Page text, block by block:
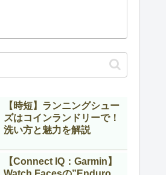
【時短】ランニングシュー
ズはコインランドリーで！
洗い方と魅力を解説
【Connect IQ：Garmin】